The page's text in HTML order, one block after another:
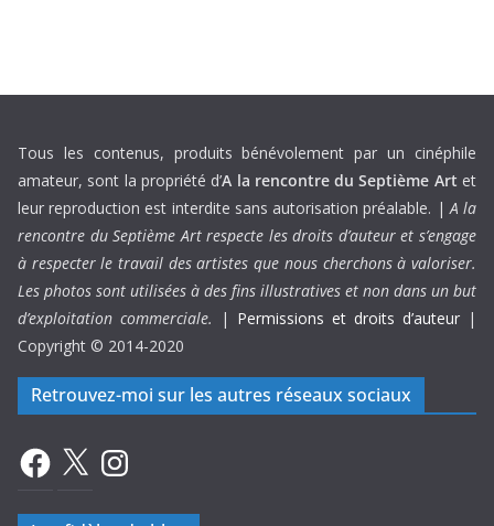
Tous les contenus, produits bénévolement par un cinéphile
amateur, sont la propriété d’A la rencontre du Septième Art et
leur reproduction est interdite sans autorisation préalable. |A la
rencontre du Septième Art respecte les droits d’auteur et s’engage
à respecter le travail des artistes que nous cherchons à valoriser.
Les photos sont utilisées à des fins illustratives et non dans un but
d’exploitation commerciale.
| Permissions et droits d’auteur |
Copyright © 2014-2020
Retrouvez-moi sur les autres réseaux sociaux
Facebook
X Instagram